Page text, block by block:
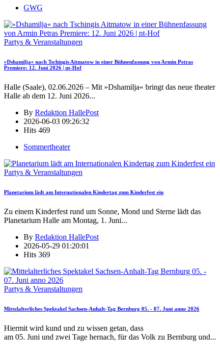
GWG
Partys & Veranstaltungen
»Dshamilja« nach Tschingis Aitmatow in einer Bühnenfassung von Armin Petras
Premiere: 12. Juni 2026 | nt-Hof
Halle (Saale), 02.06.2026 – Mit »Dshamilja« bringt das neue theater
Halle ab dem 12. Juni 2026...
By Redaktion HallePost
2026-06-03 09:26:32
Hits 469
Sommertheater
Partys & Veranstaltungen
Planetarium lädt am Internationalen Kindertag zum Kinderfest ein
Zu einem Kinderfest rund um Sonne, Mond und Sterne lädt das
Planetarium Halle am Montag, 1. Juni...
By Redaktion HallePost
2026-05-29 01:20:01
Hits 369
Partys & Veranstaltungen
Mittelalterliches Spektakel Sachsen-Anhalt-Tag Bernburg 05. - 07. Juni anno 2026
Hiermit wird kund und zu wissen getan, dass
am 05. Juni und zwei Tage hernach, für das Volk zu Bernburg und...